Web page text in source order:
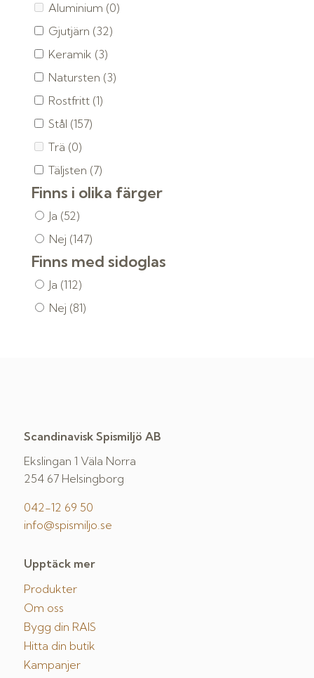
Aluminium (0)
Gjutjärn (32)
Keramik (3)
Natursten (3)
Rostfritt (1)
Stål (157)
Trä (0)
Täljsten (7)
Finns i olika färger
Ja (52)
Nej (147)
Finns med sidoglas
Ja (112)
Nej (81)
Scandinavisk Spismiljö AB
Ekslingan 1 Väla Norra
254 67 Helsingborg
042-12 69 50
info@spismiljo.se
Upptäck mer
Produkter
Om oss
Bygg din RAIS
Hitta din butik
Kampanjer